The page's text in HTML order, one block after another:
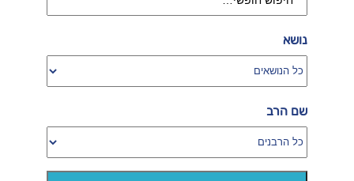
נושא
שם הרב